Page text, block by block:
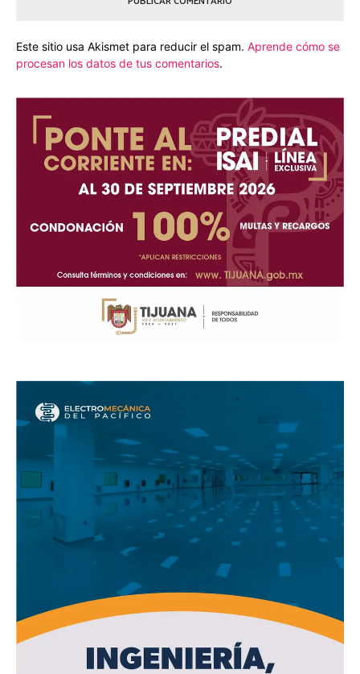
Este sitio usa Akismet para reducir el spam. Aprende cómo se
procesan los datos de tus comentarios.